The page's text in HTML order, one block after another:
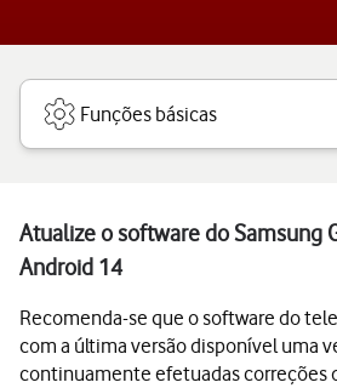
Funções básicas
Atualize o software do Samsung
Android 14
Recomenda-se que o software do
com a última versão disponível uma
continuamente efetuadas correções